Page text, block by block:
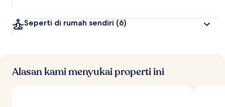
Seperti di rumah sendiri (6)
Alasan kami menyukai properti ini